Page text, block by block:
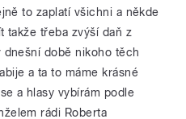
to zaplatí všichni a někde
takže třeba zvýší daň z
době nikoho těch
a ta to máme krásné
a hlasy vybírám podle
rádi Roberta